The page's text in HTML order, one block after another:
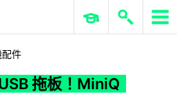
ERP 與商業 AI
件
拖板！MiniQ